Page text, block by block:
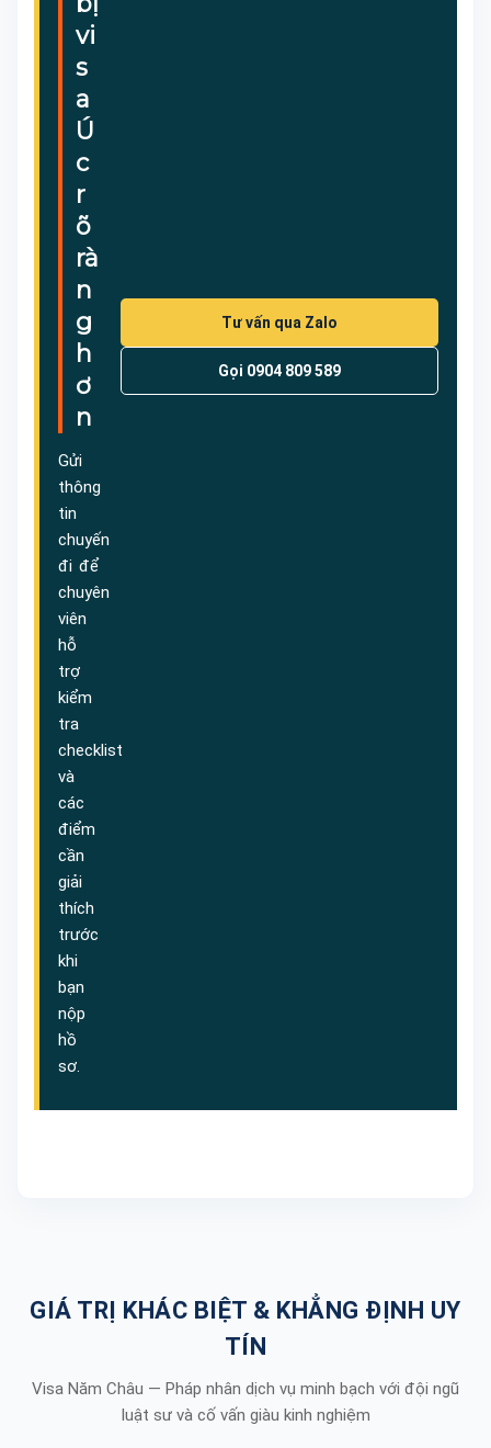
vi
s
a
Ú
c
r
õ
rà
n
g
h
ơ
n
Gửi
thông
tin
chuyến
đi để
chuyên
viên
hỗ
trợ
kiểm
tra
checklist
và
các
điểm
cần
giải
thích
trước
khi
bạn
nộp
hồ
sơ.
Tư vấn qua Zalo
Gọi 0904 809 589
GIÁ TRỊ KHÁC BIỆT & KHẲNG ĐỊNH UY
TÍN
Visa Năm Châu — Pháp nhân dịch vụ minh bạch với đội ngũ
luật sư và cố vấn giàu kinh nghiệm